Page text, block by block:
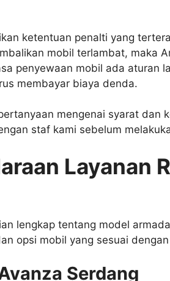
ketentuan penalti yang
mobil terlambat, maka
penyewaan mobil ada aturan
membayar biaya denda.
mengenai syarat dan
staf kami sebelum
Layanan
lengkap tentang model
opsi mobil yang sesuai
Serdang